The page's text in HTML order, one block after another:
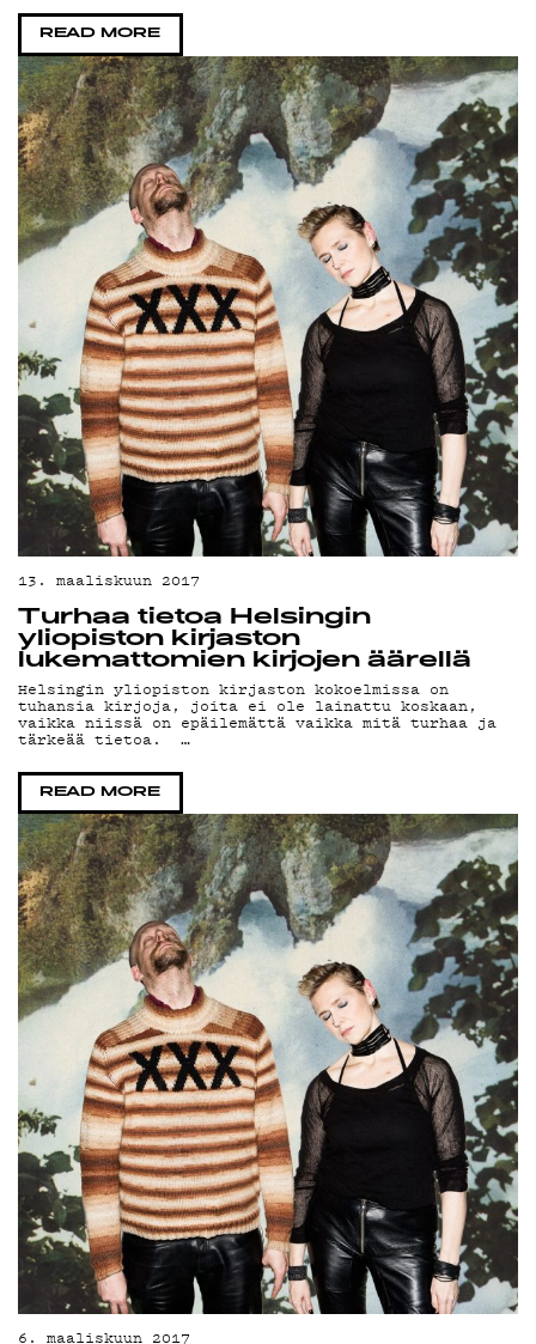
LIVELAB
KIRJAUDU SISÄÄN
READ MORE
13. maaliskuun 2017
Turhaa tietoa Helsingin
yliopiston kirjaston
lukemattomien kirjojen äärellä
Helsingin yliopiston kirjaston kokoelmissa on
tuhansia kirjoja, joita ei ole lainattu koskaan,
vaikka niissä on epäilemättä vaikka mitä turhaa ja
tärkeää tietoa. …
READ MORE
6. maaliskuun 2017